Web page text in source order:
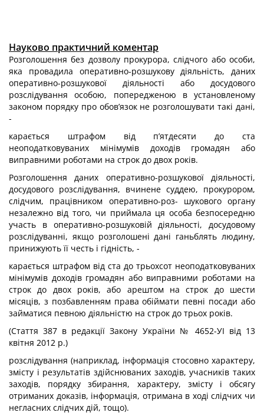
Науково практичний коментар
Розголошення без дозволу прокурора, слідчого або особи,
яка провадила оперативно-розшукову діяльність, даних
оперативно-розшукової діяльності або досудового
розслідування особою, попередженою в установленому
законом по­рядку про обов’язок не розголошувати такі дані,
-
карається штрафом від п’ятдесяти до ста
неоподатковуваних мінімумів до­ходів громадян або
виправними роботами на строк до двох років.
Розголошення даних оперативно-розшукової діяльності,
досудового роз­слідування, вчинене суддею, прокурором,
слідчим, працівником оперативно-роз- шукового органу
незалежно від того, чи приймала ця особа безпосередню
участь в оперативно-розшуковій діяльності, досудовому
розслідуванні, якщо розголо­шені дані ганьблять людину,
принижують її честь і гідність, -
карається штрафом від ста до трьохсот неоподатковуваних
мінімумів доходів громадян або виправними роботами на
строк до двох років, або арештом на строк до шести
місяців, з позбавленням права обіймати певні посади або
займатися певною діяльністю на строк до трьох років.
(Стаття 387 в редакції Закону України № 4652-УІ від 13
квітня 2012 р.)
розслідування (наприклад, інформація стосовно характеру,
змісту і результатів здій­снюваних заходів, учасників таких
заходів, порядку збирання, характеру, змісту і об­сягу
отриманих доказів, інформація, отримана в ході слідчих чи
негласних слідчих дій, тощо).